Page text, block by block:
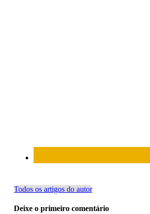
Todos os artigos do autor
Deixe o primeiro comentário